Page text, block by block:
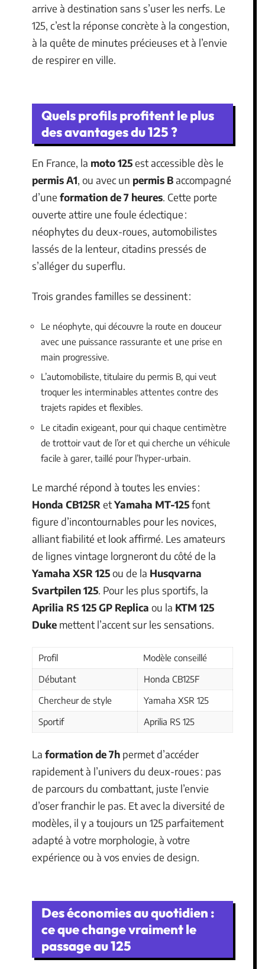
arrive à destination sans s’user les nerfs. Le
125, c’est la réponse concrète à la congestion,
à la quête de minutes précieuses et à l’envie
de respirer en ville.
Quels profils profitent le plus
des avantages du 125 ?
En France, la moto 125est accessible dès le
permis A1, ou avec un permis Baccompagné
d’une formation de 7 heures. Cette porte
ouverte attire une foule éclectique :
néophytes du deux-roues, automobilistes
lassés de la lenteur, citadins pressés de
s’alléger du superflu.
Trois grandes familles se dessinent :
Le néophyte, qui découvre la route en douceur
avec une puissance rassurante et une prise en
main progressive.
L’automobiliste, titulaire du permis B, qui veut
troquer les interminables attentes contre des
trajets rapides et flexibles.
Le citadin exigeant, pour qui chaque centimètre
de trottoir vaut de l’or et qui cherche un véhicule
facile à garer, taillé pour l’hyper-urbain.
Le marché répond à toutes les envies :
Honda CB125R etYamaha MT-125font
figure d’incontournables pour les novices,
alliant fiabilité et look affirmé. Les amateurs
de lignes vintage lorgneront du côté de la
Yamaha XSR 125ou de la Husqvarna
Svartpilen 125. Pour les plus sportifs, la
Aprilia RS 125 GP Replica ou la KTM 125
Duke mettent l’accent sur les sensations.
Profil
Modèle conseillé
Débutant
Honda CB125F
Chercheur de style
Yamaha XSR 125
Sportif
Aprilia RS 125
La formation de 7h permet d’accéder
rapidement à l’univers du deux-roues : pas
de parcours du combattant, juste l’envie
d’oser franchir le pas. Et avec la diversité de
modèles, il y a toujours un 125 parfaitement
adapté à votre morphologie, à votre
expérience ou à vos envies de design.
Des économies au quotidien :
ce que change vraiment le
passage au 125